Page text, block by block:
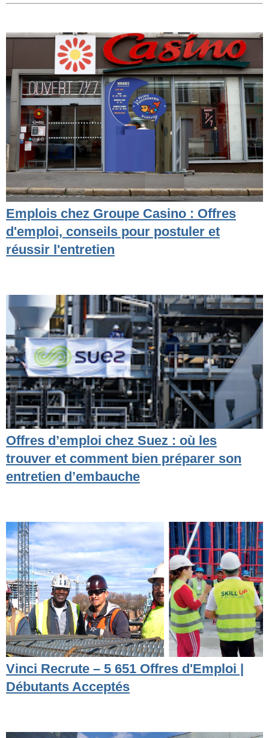
Emplois chez Groupe Casino : Offres
d'emploi, conseils pour postuler et
réussir l'entretien
Offres d’emploi chez Suez : où les
trouver et comment bien préparer son
entretien d’embauche
Vinci Recrute – 5 651 Offres d'Emploi |
Débutants Acceptés